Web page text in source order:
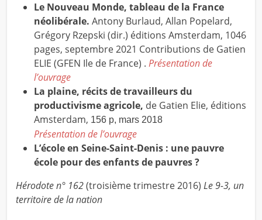
Le Nouveau Monde, tableau de la France
néolibérale. Antony Burlaud, Allan Popelard,
Grégory Rzepski (dir.) éditions Amsterdam, 1046
pages, septembre 2021 Contributions de Gatien
ELIE (GFEN Ile de France) . Présentation de
l’ouvrage
La plaine, récits de travailleurs du
productivisme agricole, de Gatien Elie, éditions
Amsterdam, 156 p, mars 2018
Présentation de l’ouvrage
L’école en Seine-Saint-Denis : une pauvre
école pour des enfants de pauvres ?
Hérodote n° 162(troisième trimestre 2016) Le 9-3, un
territoire de la nation